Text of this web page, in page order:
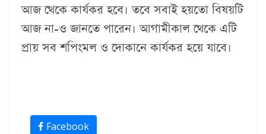
আজ থেকে কার্যকর হবে। তবে সবাই হয়তো বিষয়টি
আজ না-ও জানতে পারেন। আগামীকাল থেকে এটি
প্রায় সব শপিংমল ও দোকানে কার্যকর হয়ে যাবে।
Facebook